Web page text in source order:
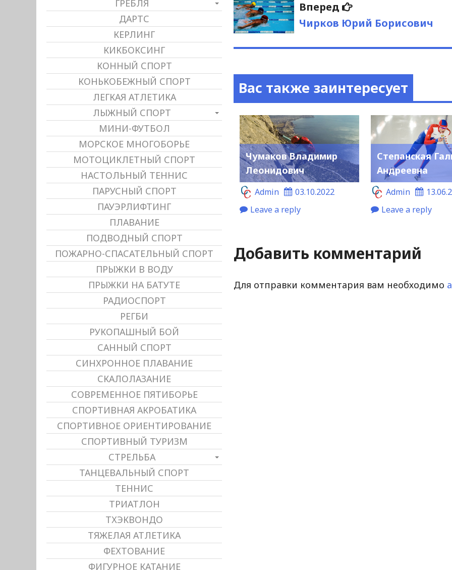
Вперед
Следующая
запись:
Чирков Юрий Борисович
Вас также заинтересует
Чумаков Владимир
Леонидович
Admin
03.10.2022
Leave a reply
Степанская
Андреевна
Admin
Leave a reply
Добавить комментарий
Для отправки комментария вам необходимо
ГРЕБЛЯ
ДАРТС
КЕРЛИНГ
КИКБОКСИНГ
КОННЫЙ СПОРТ
КОНЬКОБЕЖНЫЙ СПОРТ
ЛЕГКАЯ АТЛЕТИКА
ЛЫЖНЫЙ СПОРТ
МИНИ-ФУТБОЛ
МОРСКОЕ МНОГОБОРЬЕ
МОТОЦИКЛЕТНЫЙ СПОРТ
НАСТОЛЬНЫЙ ТЕННИС
ПАРУСНЫЙ СПОРТ
ПАУЭРЛИФТИНГ
ПЛАВАНИЕ
ПОДВОДНЫЙ СПОРТ
ПОЖАРНО-СПАСАТЕЛЬНЫЙ СПОРТ
ПРЫЖКИ В ВОДУ
ПРЫЖКИ НА БАТУТЕ
РАДИОСПОРТ
РЕГБИ
РУКОПАШНЫЙ БОЙ
САННЫЙ СПОРТ
СИНХРОННОЕ ПЛАВАНИЕ
СКАЛОЛАЗАНИЕ
СОВРЕМЕННОЕ ПЯТИБОРЬЕ
СПОРТИВНАЯ АКРОБАТИКА
СПОРТИВНОЕ ОРИЕНТИРОВАНИЕ
СПОРТИВНЫЙ ТУРИЗМ
СТРЕЛЬБА
ТАНЦЕВАЛЬНЫЙ СПОРТ
ТЕННИС
ТРИАТЛОН
ТХЭКВОНДО
ТЯЖЕЛАЯ АТЛЕТИКА
ФЕХТОВАНИЕ
ФИГУРНОЕ КАТАНИЕ